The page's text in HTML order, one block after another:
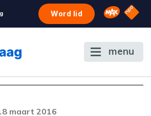
Word lid Omroep
NPO
menu
maart 2016